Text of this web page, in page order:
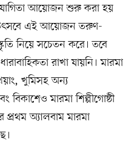
আয়োজন শুরু করা হয়
উৎসবে এই আয়োজন তরুণ-
নিয়ে সচেতন করে। তবে
রাখা যায়নি। মারমা
খুমিসহ অন্য
বিকাশেও মারমা শিল্পীগোষ্ঠী
অ্যালবাম মারমা